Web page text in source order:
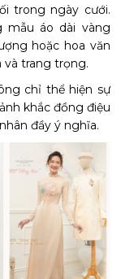
trong ngày cưới.
mẫu áo dài vàng
hoặc hoa văn
và trang trọng.
chỉ thể hiện sự
khắc đồng điệu
đầy ý nghĩa.